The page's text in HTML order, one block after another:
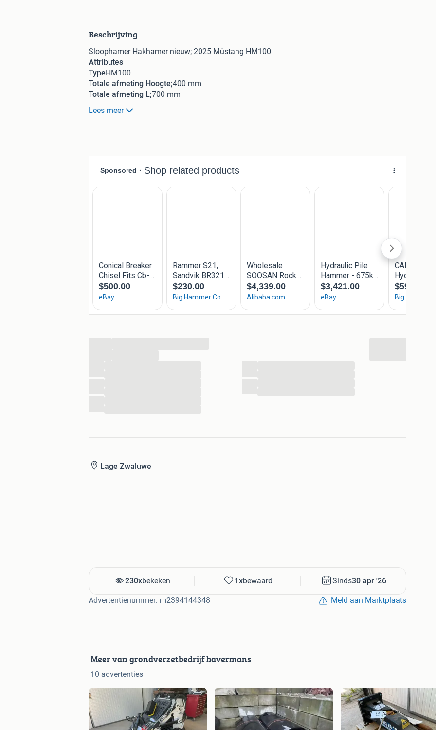
Beschrijving
Sloophamer Hakhamer nieuw; 2025 Müstang HM100
Attributes
TypeHM100
Totale afmeting Hoogte;400 mm
Totale afmeting L;700 mm
Eigen gewicht;
Merk;Müstang
Lees meer
Lage Zwaluwe
230xbekeken 1xbewaard Sinds30 apr '26
Advertentienummer: m2394144348 Meld aan Marktplaats
Meer van grondverzetbedrijf havermans
10 advertenties